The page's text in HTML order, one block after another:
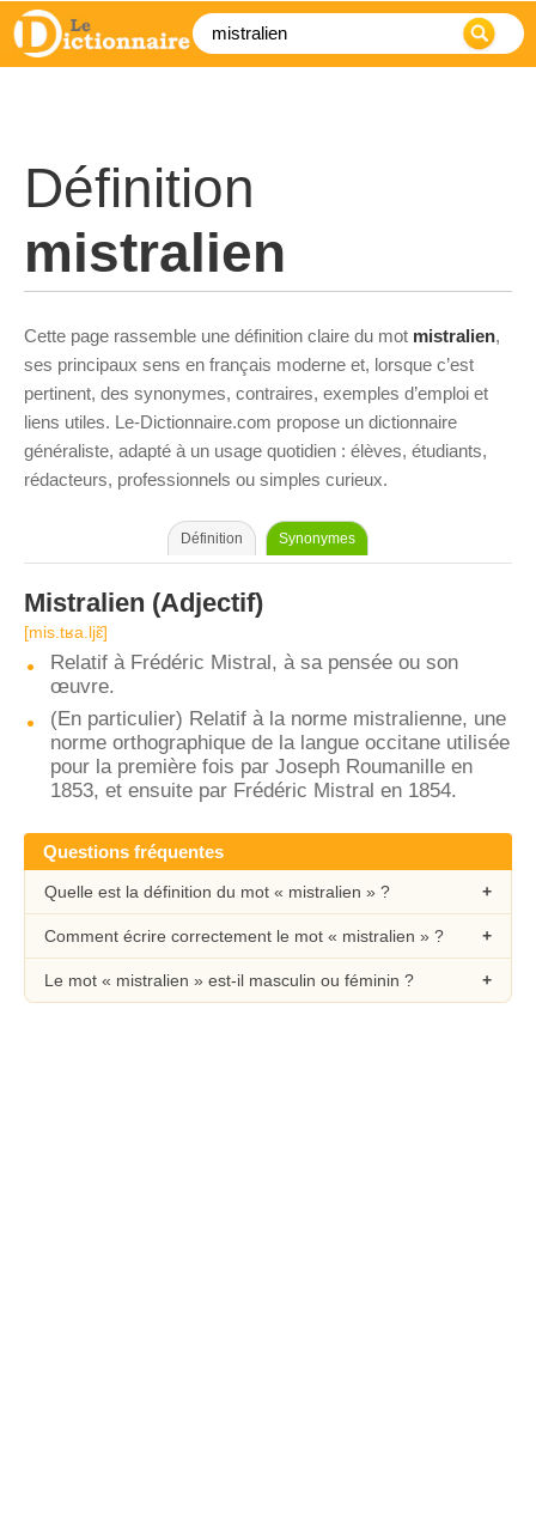
Définition
mistralien
Cette page rassemble une définition claire du mot mistralien,
ses principaux sens en français moderne et, lorsque c’est
pertinent, des synonymes, contraires, exemples d’emploi et
liens utiles. Le-Dictionnaire.com propose un dictionnaire
généraliste, adapté à un usage quotidien : élèves, étudiants,
rédacteurs, professionnels ou simples curieux.
Définition Synonymes
Mistralien (Adjectif)
[mis.tʁa.ljɛ̃]
Relatif à Frédéric Mistral, à sa pensée ou son
œuvre.
(En particulier) Relatif à la norme mistralienne, une
norme orthographique de la langue occitane utilisée
pour la première fois par Joseph Roumanille en
1853, et ensuite par Frédéric Mistral en 1854.
Questions fréquentes
Quelle est la définition du mot « mistralien » ?
Comment écrire correctement le mot « mistralien » ?
Le mot « mistralien » est-il masculin ou féminin ?